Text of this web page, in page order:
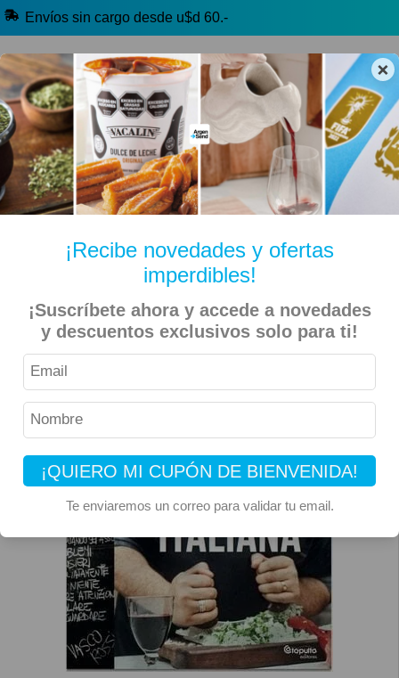
×
¡Recibe novedades y ofertas
imperdibles!
¡Suscríbete ahora y accede a novedades
y descuentos exclusivos solo para ti!
¡QUIERO MI CUPÓN DE BIENVENIDA!
Te enviaremos un correo para validar tu email.
Envíos sin cargo desde u$d 60.-
🔥 Alfajores y Golosinas
🧉 Clásicos argentinos 🏷️ Todas las categorías
Inicio Libros Pura Cocina Italiana De Santis, Donato